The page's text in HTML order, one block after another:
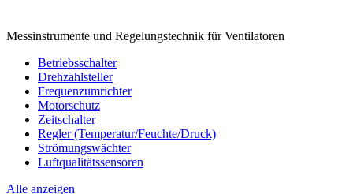
Messinstrumente und Regelungstechnik für Ventilatoren
Betriebsschalter
Drehzahlsteller
Frequenzumrichter
Motorschutz
Zeitschalter
Regler (Temperatur/Feuchte/Druck)
Strömungswächter
Luftqualitätssensoren
Alle anzeigen